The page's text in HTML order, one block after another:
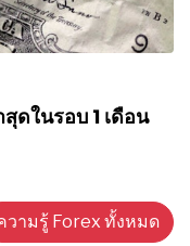
ดในรอบ 1 เดือน
วามรู้ Forex ทั้งหมด